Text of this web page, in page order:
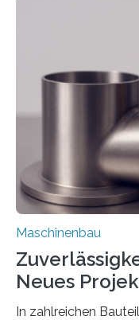
Teile als eine
der Benutzer
über die
besser in
einzubinden. Sankt
vom 23. bis 25.
Maschinenbau
Neues
In zahlreichen